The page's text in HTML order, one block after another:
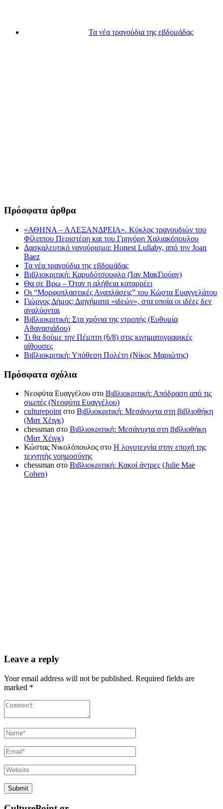
Τα νέα τραγούδια της εβδομάδας
Πρόσφατα άρθρα
«ΑΘΗΝΑ – ΑΛΕΞΑΝΔΡΕΙΑ». Κύκλος τραγουδιών του
Φίλιππου Περιστέρη και του Γρηγόρη Χαλιακόπουλου
Δασκαλευτικό νανούρισμα: Honest Lullaby, από την Joan
Baez
Τα νέα τραγούδια της εβδομάδας
Βιβλιοκριτική: Καρυδότσουφλο (Ίαν ΜακΓιούαν)
Θα σε Βρω – Όταν η αλήθεια καταρρέει
Οι “Μορφοπλαστικές Αναπλάσεις” του Κώστα Ευαγγελάτου
Γιώργος Δήμος: Διηγήματα «ιδεών», στα οποία οι ιδέες δεν
αναλύονται
Βιβλιοκριτική: Στα χρόνια της ντροπής (Ευθυμία
Αθανασιάδου)
Τι θα δούμε την Πέμπτη (6/8) στις κινηματογραφικές
αίθουσες
Βιβλιοκριτική: Υπόθεση Πολέτη (Νίκος Μαριώτης)
Πρόσφατα σχόλια
Νεοφύτα Ευαγγέλου στο Βιβλιοκριτική: Απόδραση από τις
σιωπές (Νεοφύτα Ευαγγέλου)
culturepointστο Βιβλιοκριτική: Μεσάνυχτα στη βιβλιοθήκη
(Ματ Χέιγκ)
chessman στο Βιβλιοκριτική: Μεσάνυχτα στη βιβλιοθήκη
(Ματ Χέιγκ)
Κώστας Νικολόπουλος στο Η λογοτεχνία στην εποχή της
τεχνητής νοημοσύνης
chessman στο Βιβλιοκριτική: Κακοί άντρες (Julie Mae
Cohen)
Leave a reply
Your email address will not be published. Required fields are
marked *